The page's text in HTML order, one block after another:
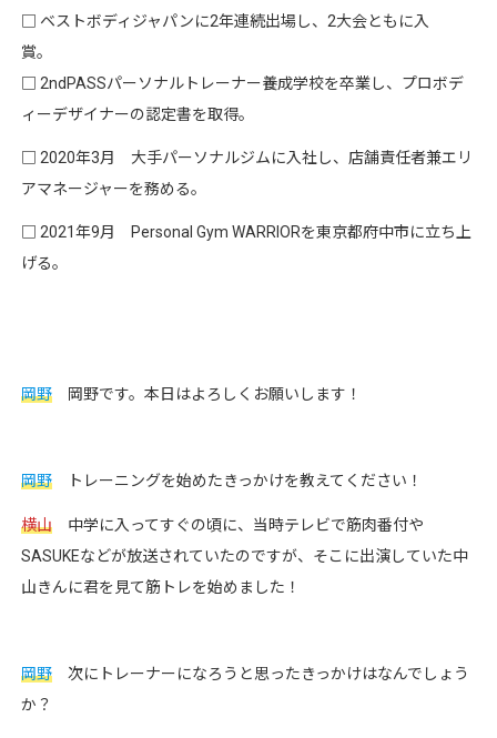
□ ベストボディジャパンに2年連続出場し、2大会ともに入
賞。
□ 2ndPASSパーソナルトレーナー養成学校を卒業し、プロボデ
ィーデザイナーの認定書を取得。
□ 2020年3月 大手パーソナルジムに入社し、店舗責任者兼エリ
アマネージャーを務める。
□ 2021年9月 Personal Gym WARRIORを東京都府中市に立ち上
げる。
岡野岡野です。本日はよろしくお願いします！
岡野トレーニングを始めたきっかけを教えてください！
横山中学に入ってすぐの頃に、当時テレビで筋肉番付や
SASUKEなどが放送されていたのですが、そこに出演していた中
山きんに君を見て筋トレを始めました！
岡野次にトレーナーになろうと思ったきっかけはなんでしょう
か？